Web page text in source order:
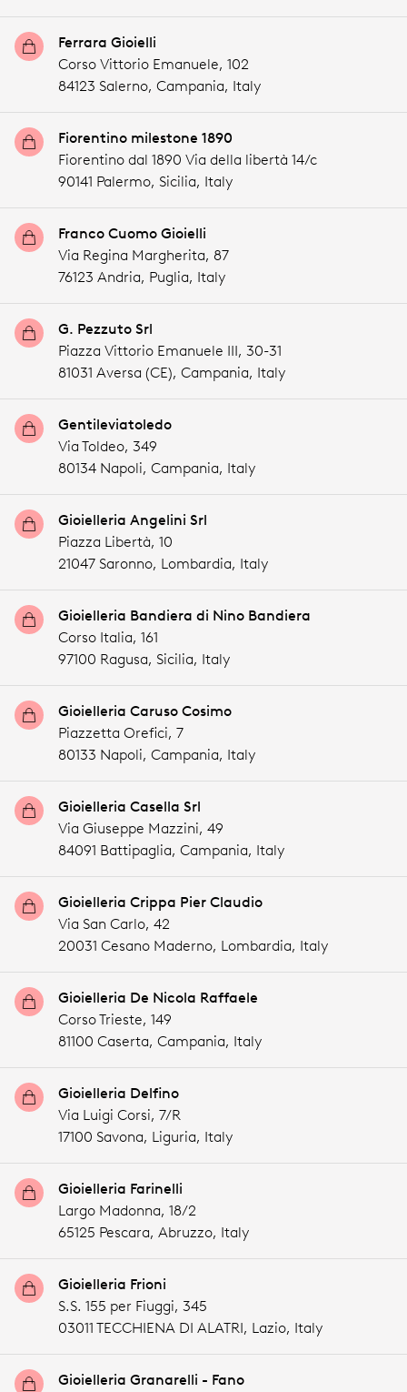
Ferrara Gioielli
Corso Vittorio Emanuele, 102
84123 Salerno, Campania, Italy
Fiorentino milestone 1890
Fiorentino dal 1890 Via della libertà 14/c
90141 Palermo, Sicilia, Italy
Franco Cuomo Gioielli
Via Regina Margherita, 87
76123 Andria, Puglia, Italy
G. Pezzuto Srl
Piazza Vittorio Emanuele III, 30-31
81031 Aversa (CE), Campania, Italy
Gentileviatoledo
Via Toldeo, 349
80134 Napoli, Campania, Italy
Gioielleria Angelini Srl
Piazza Libertà, 10
21047 Saronno, Lombardia, Italy
Gioielleria Bandiera di Nino Bandiera
Corso Italia, 161
97100 Ragusa, Sicilia, Italy
Gioielleria Caruso Cosimo
Piazzetta Orefici, 7
80133 Napoli, Campania, Italy
Gioielleria Casella Srl
Via Giuseppe Mazzini, 49
84091 Battipaglia, Campania, Italy
Gioielleria Crippa Pier Claudio
Via San Carlo, 42
20031 Cesano Maderno, Lombardia, Italy
Gioielleria De Nicola Raffaele
Corso Trieste, 149
81100 Caserta, Campania, Italy
Gioielleria Delfino
Via Luigi Corsi, 7/R
17100 Savona, Liguria, Italy
Gioielleria Farinelli
Largo Madonna, 18/2
65125 Pescara, Abruzzo, Italy
Gioielleria Frioni
S.S. 155 per Fiuggi, 345
03011 TECCHIENA DI ALATRI, Lazio, Italy
Gioielleria Granarelli - Fano